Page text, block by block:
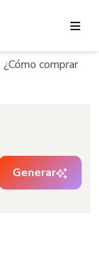
¿Cómo comprar
Generar